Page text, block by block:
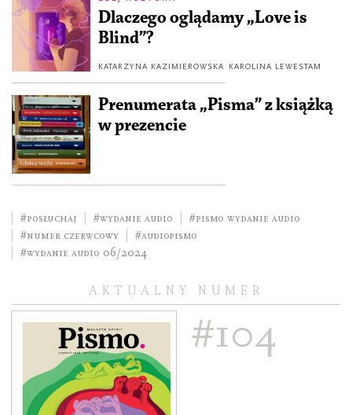
Dlaczego oglądamy „Love is
Blind”?
KATARZYNA KAZIMIEROWSKA KAROLINA LEWESTAM
Prenumerata „Pisma” z książką
w prezencie
#posłuchaj #wydanie audio
#pismo wydanie audio
#numer czerwcowy
#audiopismo
#wydanie audio 06/2024
AKTUALNY NUMER
#104